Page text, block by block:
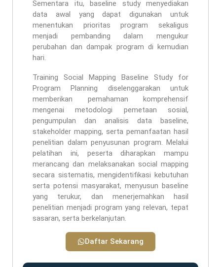
Sementara itu, baseline study menyediakan
data awal yang dapat digunakan untuk
menentukan prioritas program sekaligus
menjadi pembanding dalam mengukur
perubahan dan dampak program di kemudian
hari.
Training Social Mapping Baseline Study for
Program Planning diselenggarakan untuk
memberikan pemahaman komprehensif
mengenai metodologi pemetaan sosial,
pengumpulan dan analisis data baseline,
stakeholder mapping, serta pemanfaatan hasil
penelitian dalam penyusunan program. Melalui
pelatihan ini, peserta diharapkan mampu
merancang dan melaksanakan social mapping
secara sistematis, mengidentifikasi kebutuhan
serta potensi masyarakat, menyusun baseline
yang terukur, dan menerjemahkan hasil
penelitian menjadi program yang relevan, tepat
sasaran, serta berkelanjutan.
Daftar Sekarang